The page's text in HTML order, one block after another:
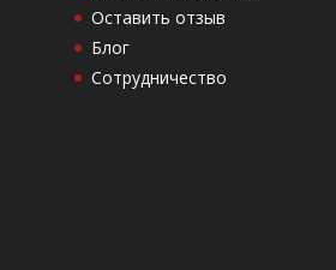
Оставить отзыв
Блог
Сотрудничество